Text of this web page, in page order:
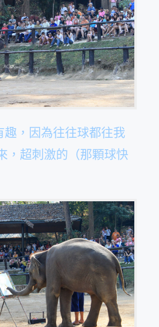
趣，因為往往球都往我
，超刺激的（那顆球快